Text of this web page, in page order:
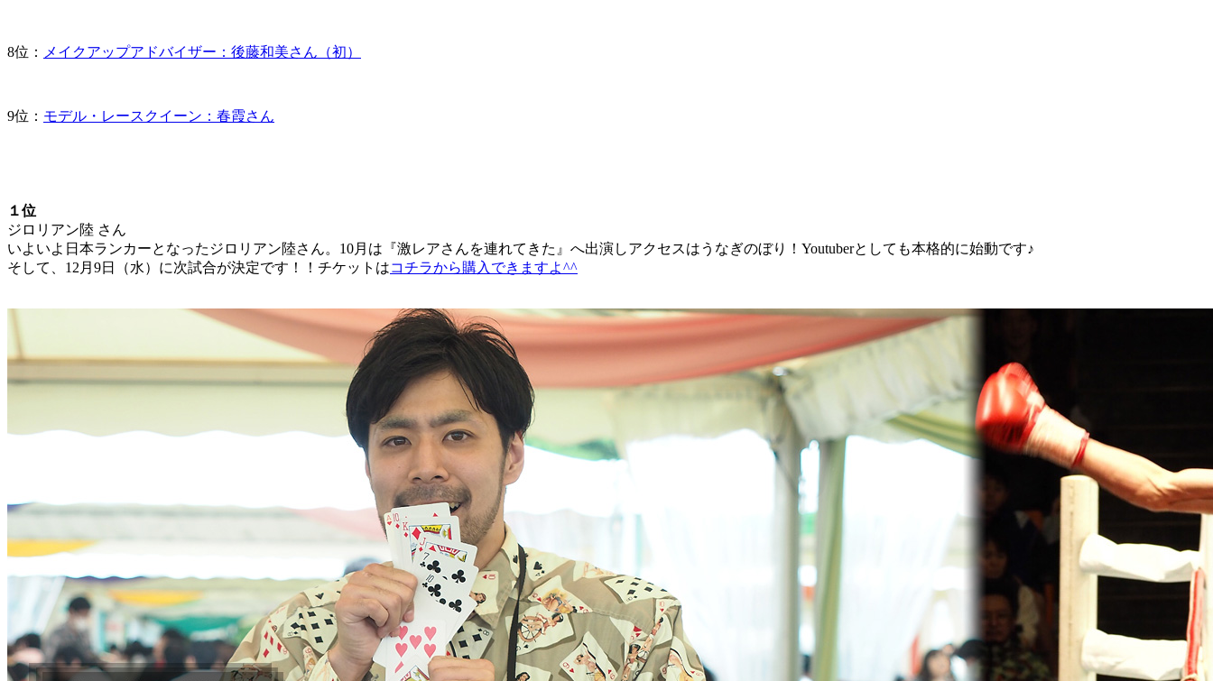
8位： メイクアップアドバイザー：後藤和美さん（初）
9位： モデル・レースクイーン：春霞さん
１位
ジロリアン陸 さん
いよいよ日本ランカーとなったジロリアン陸さん。10月は『激レアさんを連れてきた』へ出演しアクセスはうなぎのぼり！Youtuberとしても本格的に始動です♪
そして、12月9日（水）に次試合が決定です！！チケットはコチラから購入できますよ^^